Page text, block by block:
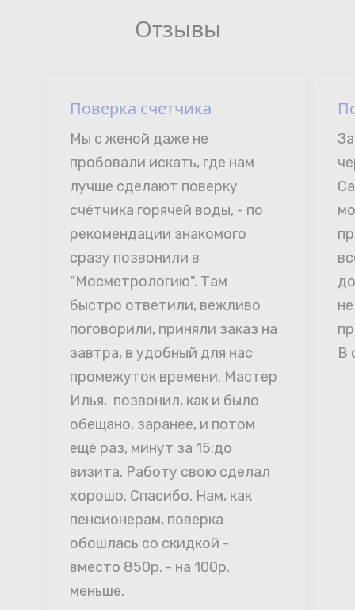
Отзывы
Поверка счетчика
Мы с женой даже не
пробовали искать, где нам
лучше сделают поверку
счётчика горячей воды, - по
рекомендации знакомого
сразу позвонили в
"Мосметрологию". Там
быстро ответили, вежливо
поговорили, приняли заказ на
завтра, в удобный для нас
промежуток времени. Мастер
Илья,  позвонил, как и было
обещано, заранее, и потом
ещё раз, минут за 15:до
визита. Работу свою сделал
хорошо. Спасибо. Нам, как
пенсионерам, поверка
обошлась со скидкой -
вместо 850р. - на 100р.
меньше.
В